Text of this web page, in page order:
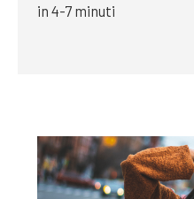
in 4-7 minuti